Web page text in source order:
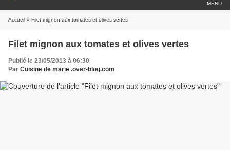
MENU
Accueil » Filet mignon aux tomates et olives vertes
Filet mignon aux tomates et olives vertes
Publié le 23/05/2013 à 06:30
Par Cuisine de marie .over-blog.com